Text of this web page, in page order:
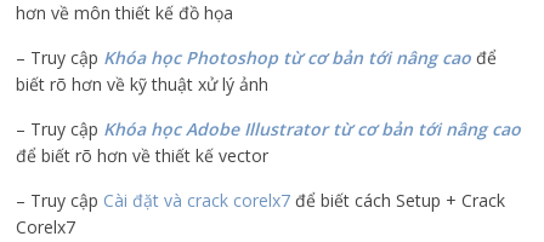
hơn về môn thiết kế đồ họa
– Truy cập Khóa học Photoshop từ cơ bản tới nâng cao để
biết rõ hơn về kỹ thuật xử lý ảnh
– Truy cập Khóa học Adobe Illustratortừ cơ bản tới nâng cao
để biết rõ hơn về thiết kế vector
– Truy cập Cài đặt và crack corelx7 để biết cách Setup + Crack
Corelx7